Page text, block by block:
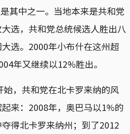
其中之一。当地本来是共和党
选，共和党总统候选人胜出八
选。2000年小布什在这州超
年又继续以12%胜出。
，共和党在北卡罗来纳的风
来：2008年，奥巴马以1%的
得北卡罗来纳州；到了2012